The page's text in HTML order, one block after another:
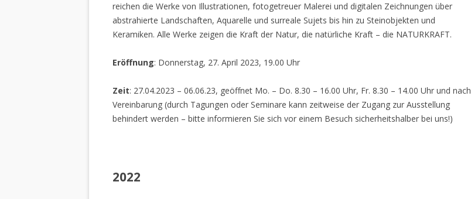
reichen die Werke von Illustrationen, fotogetreuer Malerei und digitalen Zeichnungen über
abstrahierte Landschaften, Aquarelle und surreale Sujets bis hin zu Steinobjekten und
Keramiken. Alle Werke zeigen die Kraft der Natur, die natürliche Kraft – die NATURKRAFT.
Eröffnung: Donnerstag, 27. April 2023, 19.00 Uhr
Zeit: 27.04.2023 – 06.06.23, geöffnet Mo. – Do. 8.30 – 16.00 Uhr, Fr. 8.30 – 14.00 Uhr und nach
Vereinbarung (durch Tagungen oder Seminare kann zeitweise der Zugang zur Ausstellung
behindert werden – bitte informieren Sie sich vor einem Besuch sicherheitshalber bei uns!)
2022